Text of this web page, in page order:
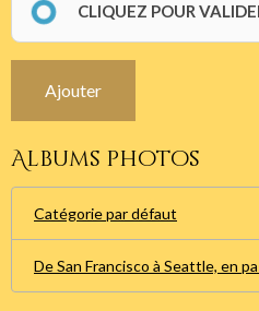
CLIQUEZ POUR
Ajouter
Albums photos
Catégorie par défaut
De San Francisco à Seattle, en